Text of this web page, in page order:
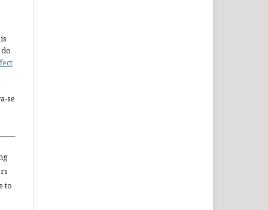
se
to